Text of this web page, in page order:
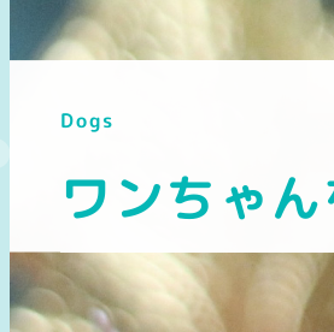
ツ
Dogs
ワンちゃ